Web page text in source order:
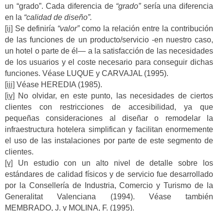
un “grado”. Cada diferencia de “grado”sería una diferencia
en la “calidad de diseño”.
[ii] Se definiría “valor”como la relación entre la contribución
de las funciones de un producto/servicio -en nuestro caso,
un hotel o parte de él— a la satisfacción de las necesidades
de los usuarios y el coste necesario para conseguir dichas
funciones. Véase LUQUE y CARVAJAL (1995).
[iii] Véase HEREDIA (1985).
[iv]
No olvidar, en este punto, las necesidades de ciertos
clientes con restricciones de accesibilidad, ya que
pequeñas consideraciones al diseñar o remodelar la
infraestructura hotelera simplifican y facilitan enormemente
el uso de las instalaciones por parte de este segmento de
clientes.
[v]
Un estudio con un alto nivel de detalle sobre los
estándares de calidad físicos y de servicio fue desarrollado
por la Consellería de Industria, Comercio y Turismo de la
Generalitat Valenciana (1994). Véase también
MEMBRADO, J. y MOLINA, F. (1995).